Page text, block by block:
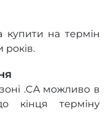
на термін
років.
.CA можливо в
кінця терміну